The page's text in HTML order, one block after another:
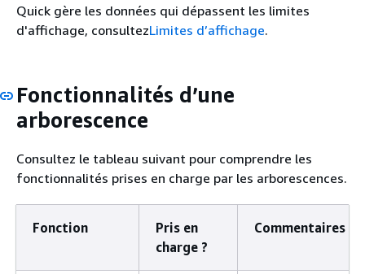
Quick gère les données qui dépassent les limites
d'affichage, consultezLimites d’affichage.
Fonctionnalités d’une
arborescence
Consultez le tableau suivant pour comprendre les
fonctionnalités prises en charge par les arborescences.
Fonction
Pris en
charge ?
Commentaires